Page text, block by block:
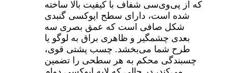
که از پی‌وی‌سی شفاف با کیفیت بالا ساخته
شده است، دارای سطح اپوکسی گنبدی
شکل صافی است که عمق بصری سه
بعدی چشمگیر و ظاهری براق به لوگو یا
طرح شما می‌بخشد. چسب پشتی قوی،
چسبندگی محکم به هر سطحی را تضمین